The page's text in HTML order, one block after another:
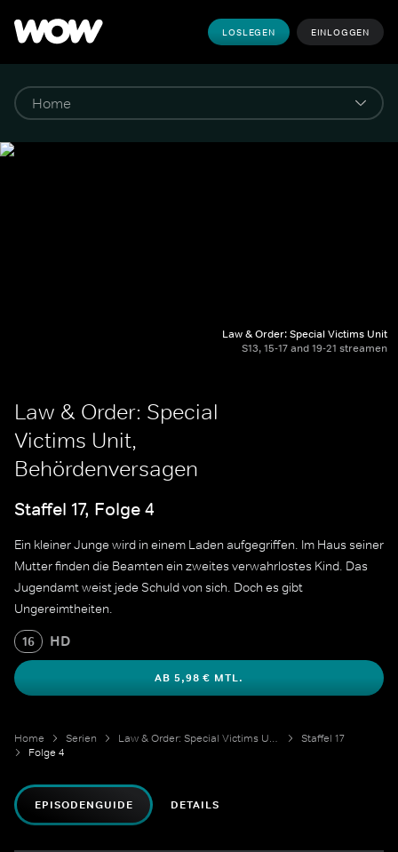
LOSLEGEN EINLOGGEN
Law & Order: Special Victims Unit
S13, 15-17 and 19-21 streamen
Law & Order: Special
Victims Unit,
Behördenversagen
Staffel 17, Folge 4
Ein kleiner Junge wird in einem Laden aufgegriffen. Im Haus seiner
Mutter finden die Beamten ein zweites verwahrlostes Kind. Das
Jugendamt weist jede Schuld von sich. Doch es gibt
Ungereimtheiten.
16 HD
AB 5,98 € MTL.
Home Serien Law & Order: Special Victims Unit
Staffel 17
Folge 4
EPISODENGUIDE DETAILS